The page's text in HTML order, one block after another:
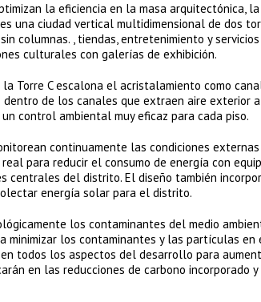
la eficiencia en la masa arquitectónica, la
una ciudad vertical multidimensional de dos
columnas. , tiendas, entretenimiento y servicios
culturales con galerías de exhibición.
Torre C escalona el acristalamiento como
de los canales que extraen aire exterior
control ambiental muy eficaz para cada piso.
continuamente las condiciones externas
para reducir el consumo de energía con
centrales del distrito. El diseño también
energía solar para el distrito.
los contaminantes del medio
los contaminantes y las partículas en
todos los aspectos del desarrollo para
en las reducciones de carbono incorporado y